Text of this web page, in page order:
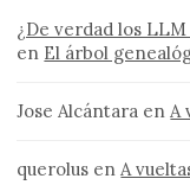
¿De verdad los
en El árbol
Jose Alcántara enA
querolus enA